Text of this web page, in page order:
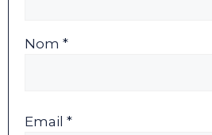
Nom *
Email *